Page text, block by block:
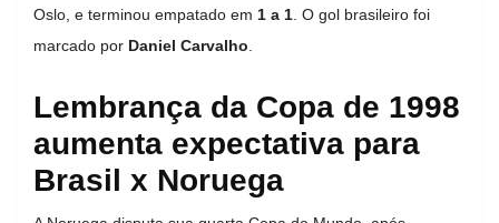
Oslo, e terminou empatado em 1 a 1 . O gol brasileiro foi
marcado por Daniel Carvalho
Lembrança da Copa de 1998
aumenta expectativa para
Brasil x Noruega